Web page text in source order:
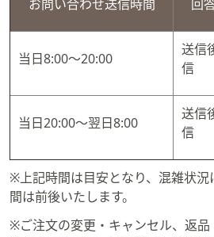
チ
バ
で
右
に
ス
ワ
お問い合わせ送信時間 回
当日8:00～20:00
送信
信
当日20:00～翌日8:00
送信
信
※上記時間は目安となり、混雑状
間は前後いたします。
※ご注文の変更・キャンセル、返